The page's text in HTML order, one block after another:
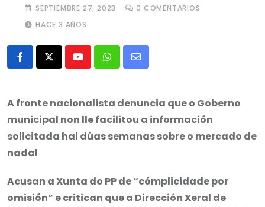
SEPTIEMBRE 27, 2023 0 COMENTARIOS
HACE 3 AÑOS
YoutubeWhatsapp
Share
Email
A fronte nacionalista denuncia que o Goberno
municipal non lle facilitou a información
solicitada hai dúas semanas sobre o mercado de
nadal
Acusan a Xunta do PP de “cómplicidade por
omisión” e critican que a Dirección Xeral de